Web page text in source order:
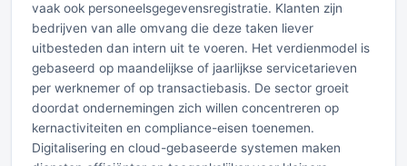
vaak ook personeelsgegevensregistratie. Klanten zijn
bedrijven van alle omvang die deze taken liever
uitbesteden dan intern uit te voeren. Het verdienmodel is
gebaseerd op maandelijkse of jaarlijkse servicetarieven
per werknemer of op transactiebasis. De sector groeit
doordat ondernemingen zich willen concentreren op
kernactiviteiten en compliance-eisen toenemen.
Digitalisering en cloud-gebaseerde systemen maken